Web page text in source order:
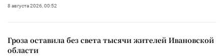
8 августа 2026, 00:52
Гроза оставила без света тысячи жителей Ивановской
области